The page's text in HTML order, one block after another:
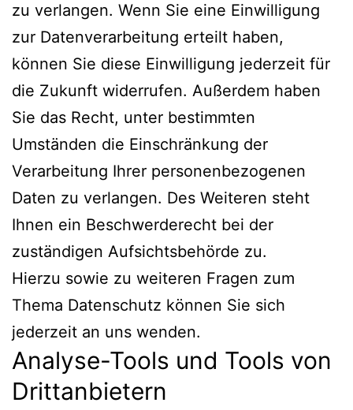
zu verlangen. Wenn Sie eine Einwilligung
zur Datenverarbeitung erteilt haben,
können Sie diese Einwilligung jederzeit für
die Zukunft widerrufen. Außerdem haben
Sie das Recht, unter bestimmten
Umständen die Einschränkung der
Verarbeitung Ihrer personenbezogenen
Daten zu verlangen. Des Weiteren steht
Ihnen ein Beschwerderecht bei der
zuständigen Aufsichtsbehörde zu.
Hierzu sowie zu weiteren Fragen zum
Thema Datenschutz können Sie sich
jederzeit an uns wenden.
Analyse-Tools und Tools von
Dritt­anbietern